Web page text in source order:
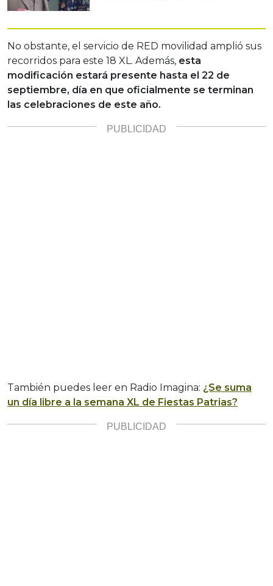
No obstante, el servicio de RED movilidad amplió sus
recorridos para este 18 XL. Además, esta
modificación estará presente hasta el 22 de
septiembre, día en que oficialmente se terminan
las celebraciones de este año.
También puedes leer en Radio Imagina: ¿Se suma
un día libre a la semana XL de Fiestas Patrias?